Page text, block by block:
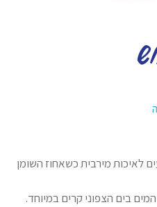
לאיכות מירבית כשאחוז השומן
בים הצפוני קרים במיוחד.